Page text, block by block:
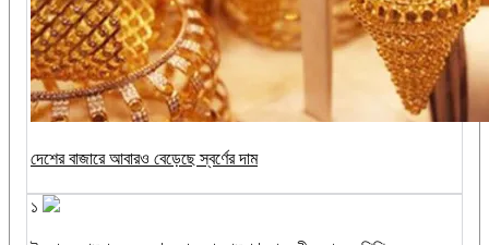
দেশের বাজারে আবারও বেড়েছে স্বর্ণের দাম
১